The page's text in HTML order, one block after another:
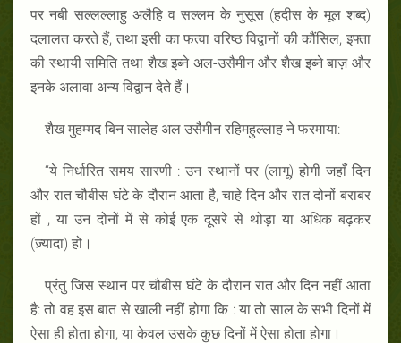
पर नबी सल्लल्लाहु अलैहि व सल्लम के नुसूस (हदीस के मूल शब्द)
दलालत करते हैं, तथा इसी का फत्वा वरिष्ठ विद्वानों की कौंसिल, इफ्ता
की स्थायी समिति तथा शैख इब्ने अल-उसैमीन और शैख इब्ने बाज़ और
इनके अलावा अन्य विद्वान देते हैं।
शैख मुहम्मद बिन सालेह अल उसैमीन रहिमहुल्लाह ने फरमाया:
“ये निर्धारित समय सारणी : उन स्थानों पर (लागू) होगी जहाँ दिन
और रात चौबीस घंटे के दौरान आता है, चाहे दिन और रात दोनों बराबर
हों , या उन दोनों में से कोई एक दूसरे से थोड़ा या अधिक बढ़कर
(ज़्यादा) हो।
प्रंतु जिस स्थान पर चौबीस घंटे के दौरान रात और दिन नहीं आता
है: तो वह इस बात से खाली नहीं होगा कि : या तो साल के सभी दिनों में
ऐसा ही होता होगा, या केवल उसके कुछ दिनों में ऐसा होता होगा।